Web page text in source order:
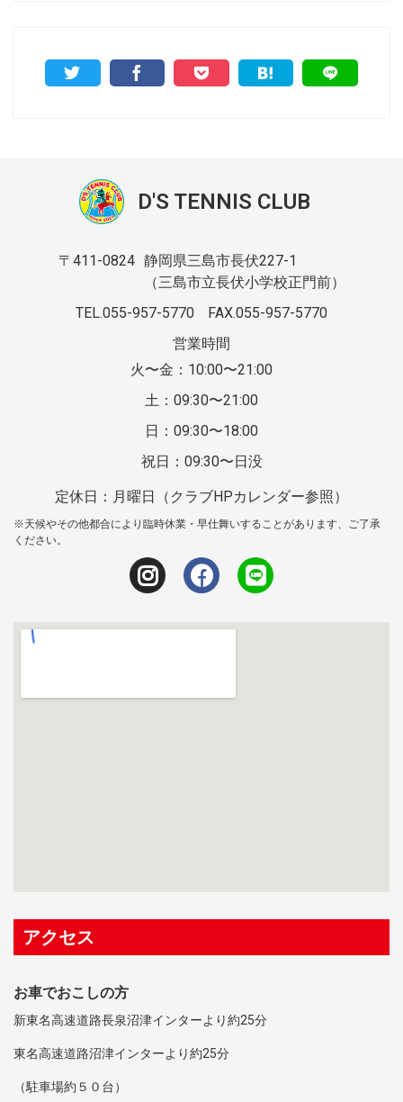
D'S TENNIS CLUB
〒411-0824 静岡県三島市長伏227-1
（三島市立長伏小学校正門前）
TEL.055-957-5770
FAX.055-957-5770
営業時間
火〜金：10:00〜21:00
土：09:30〜21:00
日：09:30〜18:00
祝日：09:30〜日没
定休日：月曜日（クラブHPカレンダー参照）
※天候やその他都合により臨時休業・早仕舞いすることがあります、ご了承
ください。
アクセス
お車でおこしの方
新東名高速道路長泉沼津インターより約25分
東名高速道路沼津インターより約25分
（駐車場約５０台）